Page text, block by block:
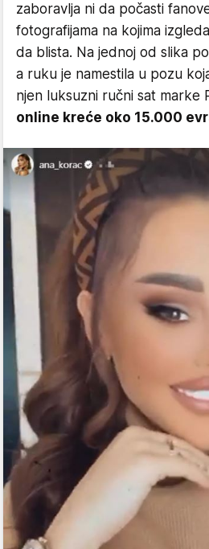
zaboravlja ni da počasti
fotografijama na kojima
da blista. Na jednoj od slika
a ruku je namestila u pozu
njen luksuzni ručni sat marke
online kreće oko 15.000